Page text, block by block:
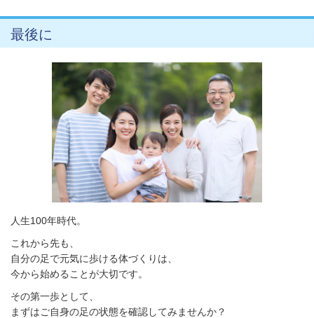
最後に
人生100年時代。
これから先も、
自分の足で元気に歩ける体づくりは、
今から始めることが大切です。
その第一歩として、
まずはご自身の足の状態を確認してみませんか？